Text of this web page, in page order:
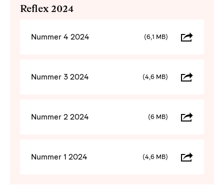
Reflex 2024
Nummer 4 2024 (6,1 MB)
Nummer 3 2024 (4,6 MB)
Nummer 2 2024 (6 MB)
Nummer 1 2024 (4,6 MB)